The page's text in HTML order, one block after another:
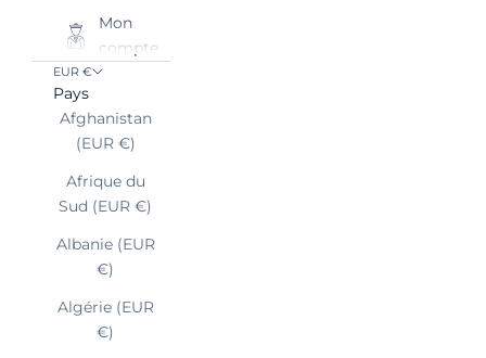
Mon
compte
EUR €
Pays
Afghanistan
(EUR €)
Afrique du
Sud (EUR €)
Albanie (EUR
€)
Algérie (EUR
€)